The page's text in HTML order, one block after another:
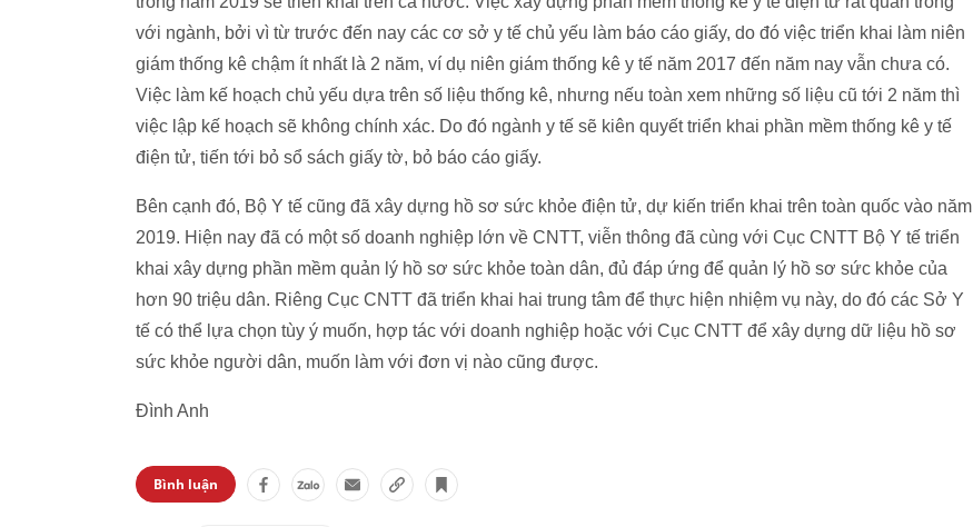
với ngành, bởi vì từ trước đến nay các cơ sở y tế chủ yếu làm báo cáo giấy, do đó việc triển khai làm niên
giám thống kê chậm ít nhất là 2 năm, ví dụ niên giám thống kê y tế năm 2017 đến năm nay vẫn chưa có.
Việc làm kế hoạch chủ yếu dựa trên số liệu thống kê, nhưng nếu toàn xem những số liệu cũ tới 2 năm thì
việc lập kế hoạch sẽ không chính xác. Do đó ngành y tế sẽ kiên quyết triển khai phần mềm thống kê y tế
điện tử, tiến tới bỏ sổ sách giấy tờ, bỏ báo cáo giấy.
Bên cạnh đó, Bộ Y tế cũng đã xây dựng hồ sơ sức khỏe điện tử, dự kiến triển khai trên toàn quốc vào năm
2019. Hiện nay đã có một số doanh nghiệp lớn về CNTT, viễn thông đã cùng với Cục CNTT Bộ Y tế triển
khai xây dựng phần mềm quản lý hồ sơ sức khỏe toàn dân, đủ đáp ứng để quản lý hồ sơ sức khỏe của
hơn 90 triệu dân. Riêng Cục CNTT đã triển khai hai trung tâm để thực hiện nhiệm vụ này, do đó các Sở Y
tế có thể lựa chọn tùy ý muốn, hợp tác với doanh nghiệp hoặc với Cục CNTT để xây dựng dữ liệu hồ sơ
sức khỏe người dân, muốn làm với đơn vị nào cũng được.
Đình Anh
Bình luận